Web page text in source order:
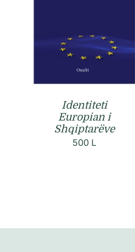
Identiteti
Europian i
Shqiptarëve
500 L